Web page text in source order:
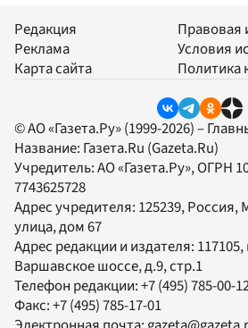
Редакция
Реклама
Карта сайта
Правовая
Условия
Политика
© АО «Газета.Ру» (1999-2026) –
Название: Газета.Ru (Gazeta.Ru)
Учредитель:АО «Газета.Ру», ОГРН
7743625728
Адрес учредителя: 125239, Россия,
улица, дом 67
Адрес редакции и издателя: 117105,
Варшавское шоссе, д.9, стр.1
Телефон редакции:+7 (495) 785-00-
Факс:+7 (495) 785-17-01